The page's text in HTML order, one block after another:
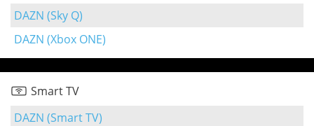
DAZN (Sky Q)
DAZN (Xbox ONE)
Smart TV
DAZN (Smart TV)